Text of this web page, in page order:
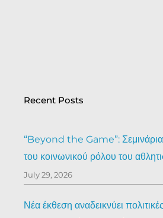
Recent Posts
“Beyond the Game”: Σεμινάρια
του κοινωνικού ρόλου του
July 29, 2026
Νέα έκθεση αναδεικνύει